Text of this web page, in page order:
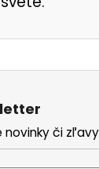
novinky či